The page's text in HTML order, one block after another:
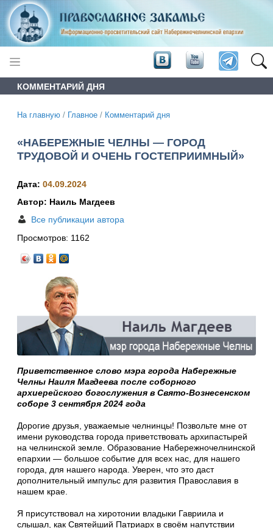
КОММЕНТАРИЙ ДНЯ
На главную / Главное / Комментарий дня
«НАБЕРЕЖНЫЕ ЧЕЛНЫ — ГОРОД
ТРУДОВОЙ И ОЧЕНЬ ГОСТЕПРИИМНЫЙ»
Дата: 04.09.2024
Автор: Наиль Магдеев
Все публикации автора
Просмотров: 1162
Приветственное слово мэра города Набережные
Челны Наиля Магдеева после соборного
архиерейского богослужения в Свято-Вознесенском
соборе 3 сентября 2024 года
Дорогие друзья, уважаемые челнинцы! Позвольте мне от
имени руководства города приветствовать архипастырей
на челнинской земле. Образование Набережночелнинской
епархии — большое событие для всех нас, для нашего
города, для нашего народа. Уверен, что это даст
дополнительный импульс для развития Православия в
нашем крае.
Я присутствовал на хиротонии владыки Гавриила и
слышал, как Святейший Патриарх в своём напутствии